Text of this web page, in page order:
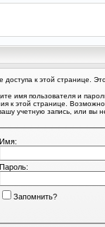
к этой странице.
имя пользователя и
к этой странице.
учетную запись, или вы
Имя:
Пароль:
Запомнить?